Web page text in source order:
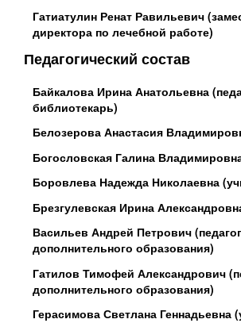
Гатиатулин Ренат Равильевич
директора по лечебной работе)
Педагогический состав
Байкалова Ирина Анатольевна
библиотекарь)
Белозерова Анастасия
Богословская Галина
Боровлева Надежда Николаевна
Брезгулевская Ирина
Васильев Андрей Петрович (педагог
дополнительного образования)
Гатилов Тимофей Александрович
дополнительного образования)
Герасимова Светлана Геннадьевна